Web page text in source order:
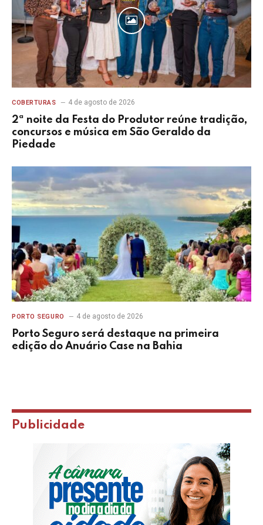
COBERTURAS 4 de agosto de 2026
2ª noite da Festa do Produtor reúne tradição,
concursos e música em São Geraldo da
Piedade
PORTO SEGURO 4 de agosto de 2026
Porto Seguro será destaque na primeira
edição do Anuário Case na Bahia
Publicidade